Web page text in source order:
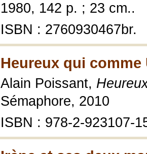
1980, 142 p. ; 23 cm..
ISBN : 2760930467br.
Heureux qui comme
Alain Poissant,
Sémaphore, 2010
ISBN : 978-2-923107-